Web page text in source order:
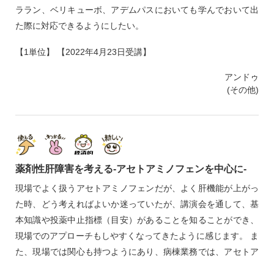
ララン、ベリキューボ、アデムパスにおいても学んでおいて出
た際に対応できるようにしたい。
【1単位】 【2022年4月23日受講】
アンドゥ
(その他)
薬剤性肝障害を考える‐アセトアミノフェンを中心に‐
現場でよく扱うアセトアミノフェンだが、よく肝機能が上がっ
た時、どう考えればよいか迷っていたが、講演会を通して、基
本知識や投薬中止指標（目安）があることを知ることができ、
現場でのアプローチもしやすくなってきたように感じます。 ま
た、現場では関心も持つようにあり、病棟業務では、アセトア